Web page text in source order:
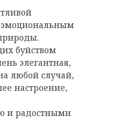
эмоциональным
буйством
элегантная,
любой случай,
настроение,
и радостными